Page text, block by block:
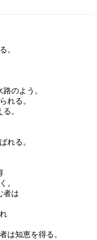
。
のよう。
れる。
。
れる。
。
者は
は知恵を得る。